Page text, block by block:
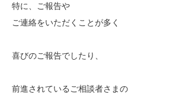
特に、ご報告や
ご連絡をいただくことが多く
喜びのご報告でしたり、
前進されているご相談者さまの